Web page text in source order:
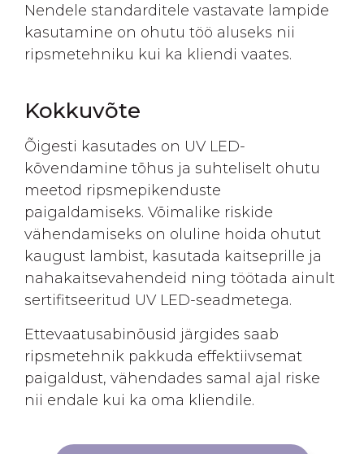
Nendele standarditele vastavate lampide
kasutamine on ohutu töö aluseks nii
ripsmetehniku kui ka kliendi vaates.
Kokkuvõte
Õigesti kasutades on UV LED-
kõvendamine tõhus ja suhteliselt ohutu
meetod ripsmepikenduste
paigaldamiseks. Võimalike riskide
vähendamiseks on oluline hoida ohutut
kaugust lambist, kasutada kaitseprille ja
nahakaitsevahendeid ning töötada ainult
sertifitseeritud UV LED-seadmetega.
Ettevaatusabinõusid järgides saab
ripsmetehnik pakkuda effektiivsemat
paigaldust, vähendades samal ajal riske
nii endale kui ka oma kliendile.